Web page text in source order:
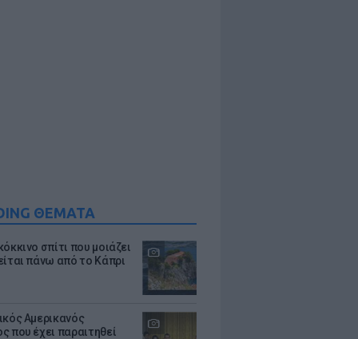
ΘΕΜΑΤΑ
σπίτι που μοιάζει
πάνω από το Κάπρι
Αμερικανός
που έχει παραιτηθεί